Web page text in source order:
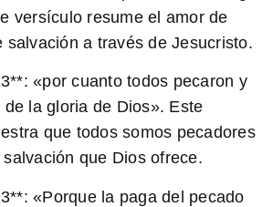
versículo resume el amor de
salvación a través de Jesucristo.
«por cuanto todos pecaron y
la gloria de Dios». Este
que todos somos pecadores
que Dios ofrece.
«Porque la paga del pecado